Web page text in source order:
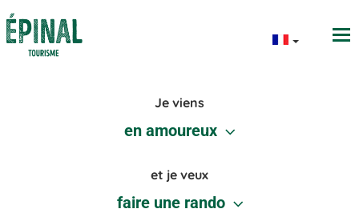
Je viens
en amoureux
et je veux
faire une rando